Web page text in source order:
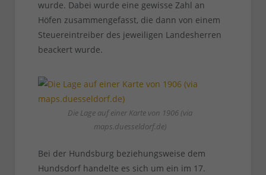
wurde. Dabei wurde eine gewisse Zahl an
Höfen zusammengefasst, die dann von einem
Steuereintreiber des jeweiligen Landesherren
beackert wurde.
Die Lage auf einer Karte von 1906 (via
maps.duesseldorf.de)
Bei der Hundsburg beziehungsweise dem
Hundsdorf handelte es sich um ein im 17.